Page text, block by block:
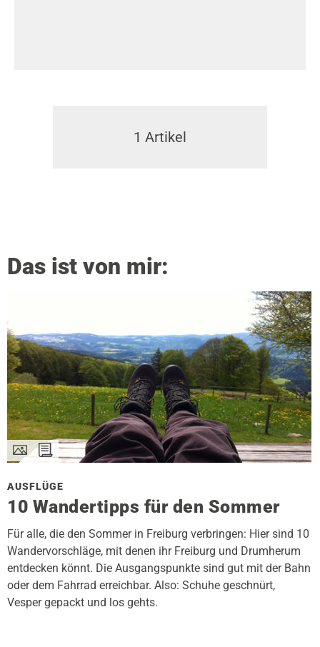
1 Artikel
Das ist von mir:
AUSFLÜGE
10 Wandertipps für den Sommer
Für alle, die den Sommer in Freiburg verbringen: Hier sind 10
Wandervorschläge, mit denen ihr Freiburg und Drumherum
entdecken könnt. Die Ausgangspunkte sind gut mit der Bahn
oder dem Fahrrad erreichbar. Also: Schuhe geschnürt,
Vesper gepackt und los gehts.